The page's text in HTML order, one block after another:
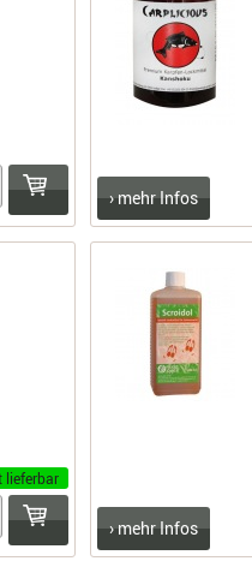
› mehr Infos
lieferbar
› mehr Infos